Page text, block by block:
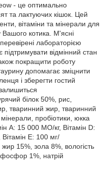
- це оптимально
та лактуючих кішок. Цей
вітаміни та мінерали для
Вашого котика. М'ясні
перевірені лабораторією
відмінний стан
покращити роботу
допомагає зміцнити
і зберегти гостий
білок 50%, рис,
тваринний жир, тваринний
мінерали, пробіотики, юкка
А: 15 000 МО/кг, Вітамін D:
Е: 100 мг/
жир 15%, зола 8%, вологість
фосфор 1%, натрій